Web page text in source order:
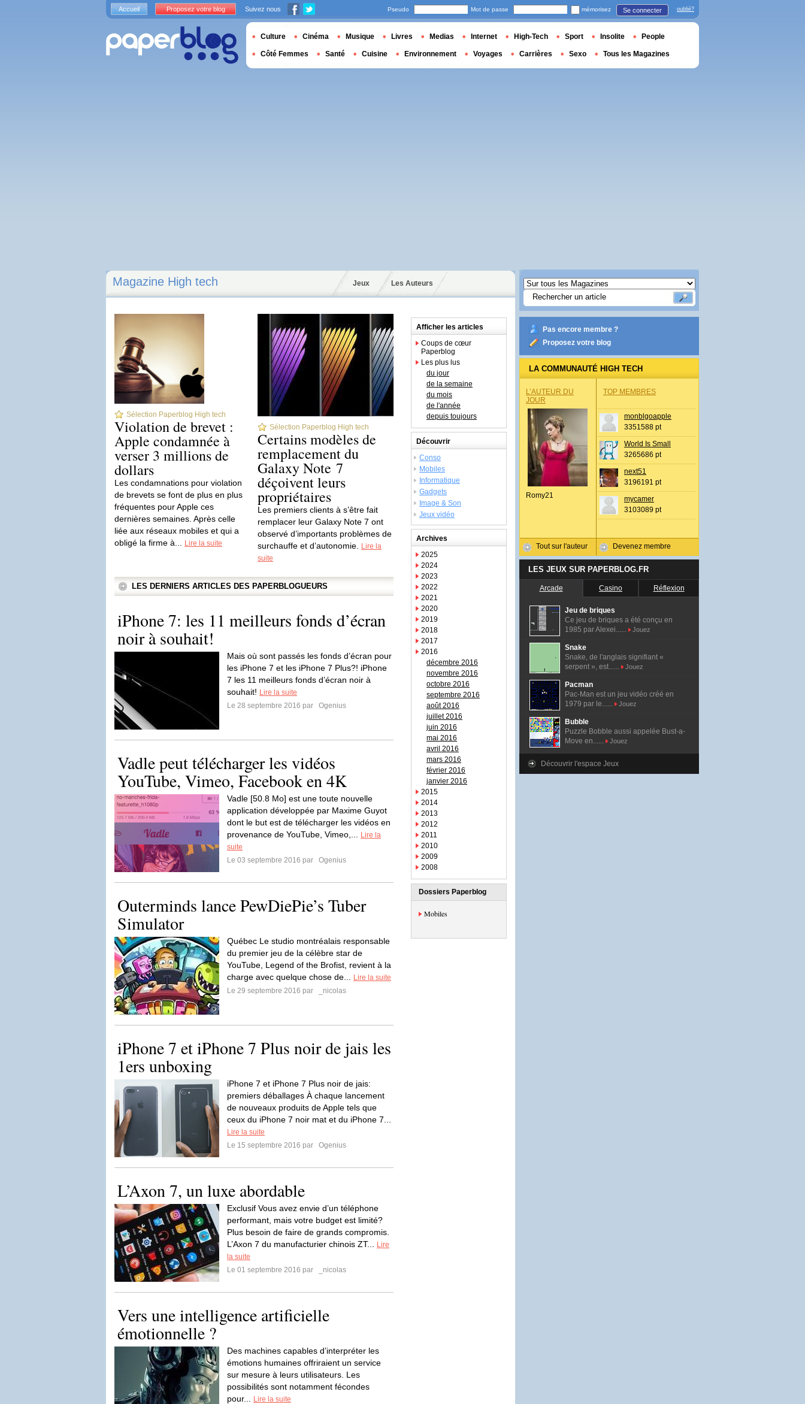
Magazine High tech Jeux Les Auteurs
Sélection Paperblog High tech
Violation de brevet :
Apple condamnée à
verser 3 millions de
dollars
Les condamnations pour violation
de brevets se font de plus en plus
fréquentes pour Apple ces
dernières semaines. Après celle
liée aux réseaux mobiles et qui a
obligé la firme à...
Lire la suite
Sélection Paperblog High tech
Certains modèles de
remplacement du
Galaxy Note 7
déçoivent leurs
propriétaires
Les premiers clients à s’être fait
remplacer leur Galaxy Note 7 ont
observé d’importants problèmes de
surchauffe et d’autonomie.
Lire la
suite
LES DERNIERS ARTICLES DES PAPERBLOGUEURS
iPhone 7: les 11 meilleurs fonds d’écran
noir à souhait!
Mais où sont passés les fonds d’écran pour
les iPhone 7 et les iPhone 7 Plus?! iPhone
7 les 11 meilleurs fonds d’écran noir à
souhait! Lire la suite
Le 28 septembre 2016 par
Ogenius
Vadle peut télécharger les vidéos
YouTube, Vimeo, Facebook en 4K
Vadle [50.8 Mo] est une toute nouvelle
application développée par Maxime Guyot
dont le but est de télécharger les vidéos en
provenance de YouTube, Vimeo,...
Lire la
suite
Le 03 septembre 2016 par
Ogenius
Outerminds lance PewDiePie’s Tuber
Simulator
Québec Le studio montréalais responsable
du premier jeu de la célèbre star de
YouTube, Legend of the Brofist, revient à la
charge avec quelque chose de...
Lire la suite
Le 29 septembre 2016 par
_nicolas
iPhone 7 et iPhone 7 Plus noir de jais les
1ers unboxing
iPhone 7 et iPhone 7 Plus noir de jais:
premiers déballages À chaque lancement
de nouveaux produits de Apple tels que
ceux du iPhone 7 noir mat et du iPhone 7...
Lire la suite
Le 15 septembre 2016 par
Ogenius
L’Axon 7, un luxe abordable
Exclusif Vous avez envie d’un téléphone
performant, mais votre budget est limité?
Plus besoin de faire de grands compromis.
L’Axon 7 du manufacturier chinois ZT...
Lire
la suite
Le 01 septembre 2016 par
_nicolas
Vers une intelligence artificielle
émotionnelle ?
Des machines capables d’interpréter les
émotions humaines offriraient un service
sur mesure à leurs utilisateurs. Les
possibilités sont notamment fécondes
pour...
Lire la suite
Afficher les articles
Coups de cœur
Paperblog
Les plus lus
du jour
de la semaine
du mois
de l'année
depuis toujours
Découvrir
Conso
Mobiles
Informatique
Gadgets
Image & Son
Jeux vidéo
Archives
2025
2024
2023
2022
2021
2020
2019
2018
2017
2016
décembre 2016
novembre 2016
octobre 2016
septembre 2016
août 2016
juillet 2016
juin 2016
mai 2016
avril 2016
mars 2016
février 2016
janvier 2016
2015
2014
2013
2012
2011
2010
2009
2008
Dossiers Paperblog
Mobiles
Pas encore membre ?
Proposez votre blog
LA COMMUNAUTÉ HIGH TECH
L’AUTEUR DU
JOUR
Romy21
Tout sur l'auteur
TOP MEMBRES
monblgoapple
3351588 pt
World Is Small
3265686 pt
next51
3196191 pt
mycamer
3103089 pt
Devenez membre
LES JEUX SUR PAPERBLOG.FR
Arcade Casino Réflexion
Jeu de briques
Ce jeu de briques a été conçu en
1985 par Alexei......
Jouez
Snake
Snake, de l'anglais signifiant «
serpent », est......
Jouez
Pacman
Pac-Man est un jeu vidéo créé en
1979 par le......
Jouez
Bubble
Puzzle Bobble aussi appelée Bust-a-
Move en......
Jouez
Découvrir l'espace Jeux
Accueil Proposez votre blog Suivez nous Pseudo Mot de passe mémorisez Se connecter oublié?
Culture Cinéma Musique Livres Medias Internet High-Tech Sport Insolite People
Côté Femmes Santé Cuisine Environnement Voyages Carrières Sexo Tous les Magazines